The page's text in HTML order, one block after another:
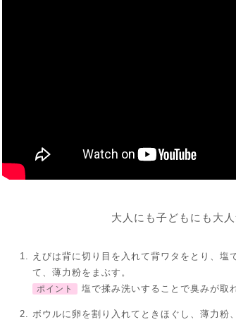
大人にも子どもにも大
えびは背に切り目を入れて背ワタをとり、塩
て、薄力粉をまぶす。
ポイント 塩で揉み洗いすることで臭みが取
ボウルに卵を割り入れてときほぐし、薄力粉